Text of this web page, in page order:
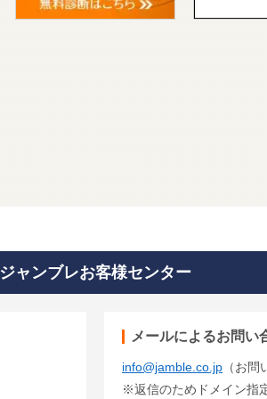
ジャンブレお客様センター
メールによるお問い
info@jamble.co.jp （お問
※返信のためドメイン指